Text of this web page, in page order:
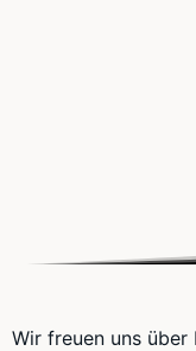
Wir freuen uns über